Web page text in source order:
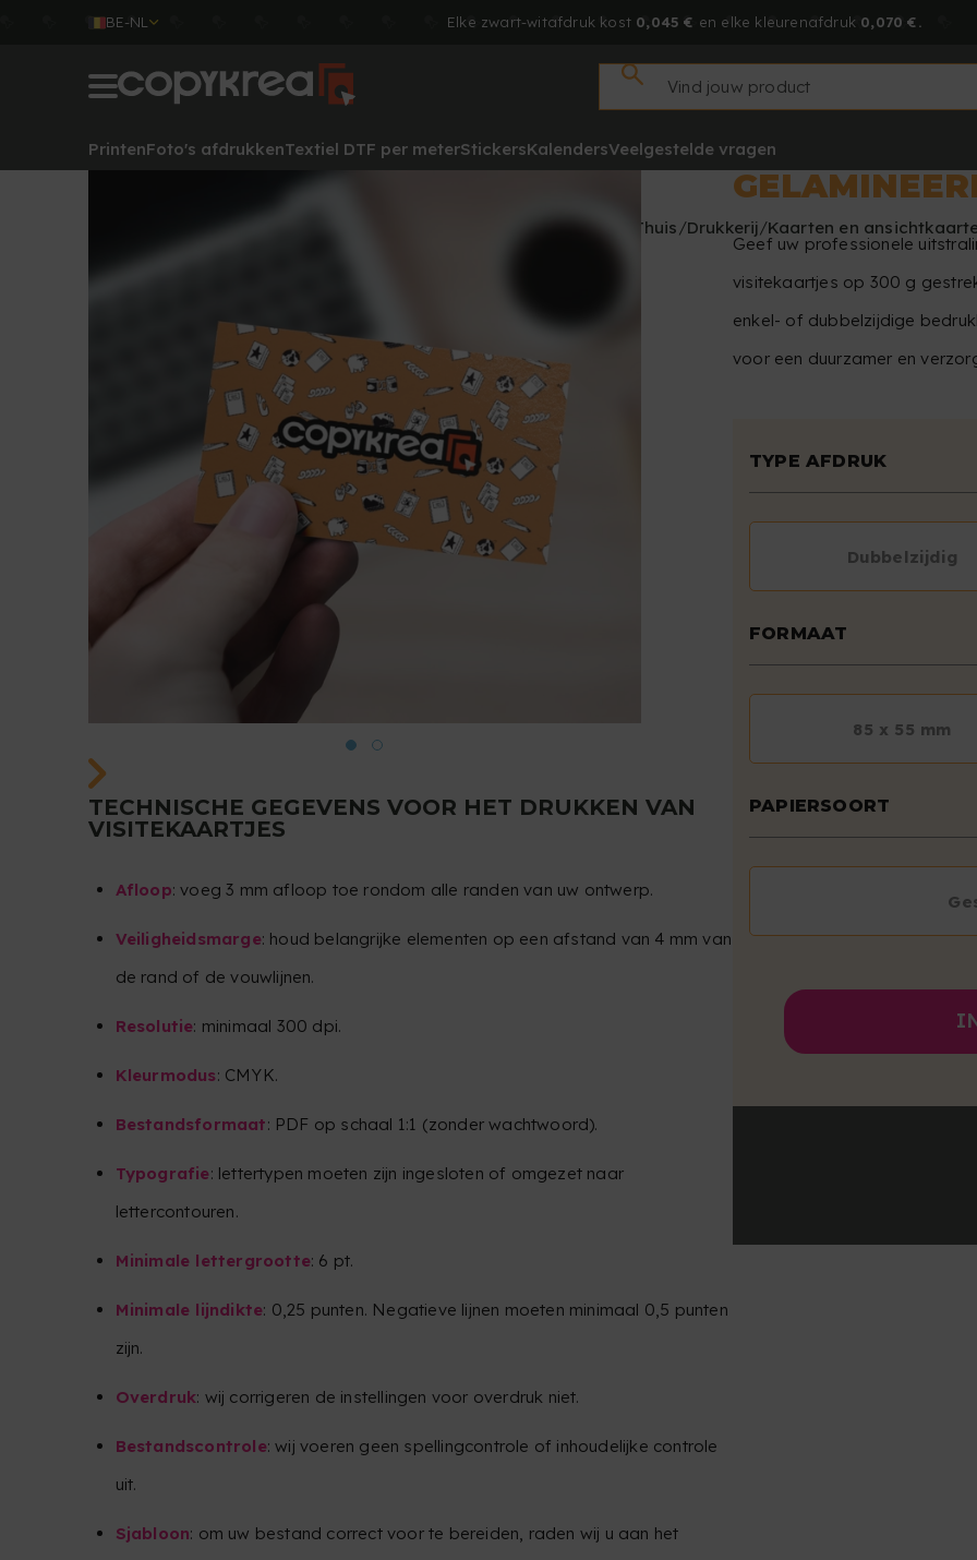
BE-NL Elke zwart-witafdruk kost 0,045 € en elke kleurenafdruk 0,070 €.
PrintenFoto's afdrukkenTextiel DTF per meterStickersKalendersVeelgestelde vragen
Thuis Drukkerij Kaarten en
TECHNISCHE GEGEVENS VOOR HET DRUKKEN VAN
VISITEKAARTJES
Afloop: voeg 3 mm afloop toe rondom alle randen van uw ontwerp.
Veiligheidsmarge: houd belangrijke elementen op een afstand van 4 mm van
de rand of de vouwlijnen.
Resolutie: minimaal 300 dpi.
Kleurmodus: CMYK.
Bestandsformaat: PDF op schaal 1:1 (zonder wachtwoord).
Typografie: lettertypen moeten zijn ingesloten of omgezet naar
lettercontouren.
Minimale lettergrootte: 6 pt.
Minimale lijndikte: 0,25 punten. Negatieve lijnen moeten minimaal 0,5 punten
zijn.
Overdruk: wij corrigeren de instellingen voor overdruk niet.
Bestandscontrole: wij voeren geen spellingcontrole of inhoudelijke controle
uit.
Sjabloon: om uw bestand correct voor te bereiden, raden wij u aan het
Geef uw professionele
visitekaartjes op 300 g
enkel- of dubbelzijdige
voor een duurzamer en
TYPE AFDRUK
Dubbelzijdig
FORMAAT
85 x 55 mm
PAPIERSOORT